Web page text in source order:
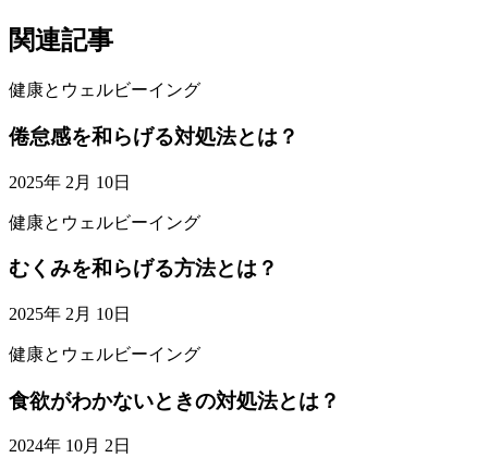
関連記事
健康とウェルビーイング
倦怠感を和らげる対処法とは？
2025年 2月 10日
健康とウェルビーイング
むくみを和らげる方法とは？
2025年 2月 10日
健康とウェルビーイング
食欲がわかないときの対処法とは？
2024年 10月 2日